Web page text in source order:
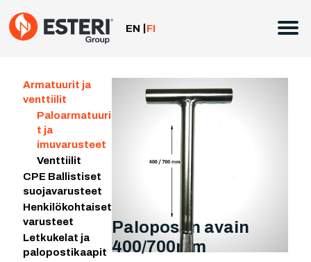
sisältöön
EN FI
Armatuurit ja
venttiilit
Paloarmatuuri
t ja
imuvarusteet
Venttiilit
CPE Ballistiset
suojavarusteet
Henkilökohtaiset
varusteet
Letkukelat ja
palopostikaapit
Palopostin avain
400/700mm